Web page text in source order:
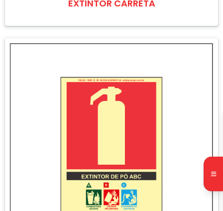
EXTINTOR CARRETA